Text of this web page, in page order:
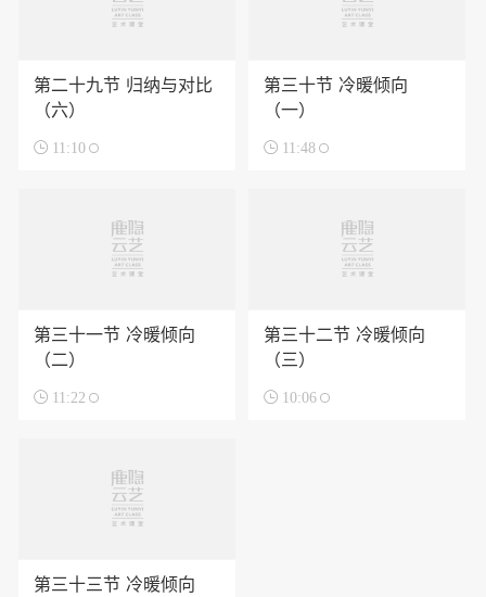
第二十九节 归纳与对比
（六）
 11:10
第三十节 冷暖倾向
（一）
 11:48
第三十一节 冷暖倾向
（二）
 11:22
第三十二节 冷暖倾向
（三）
 10:06
第三十三节 冷暖倾向